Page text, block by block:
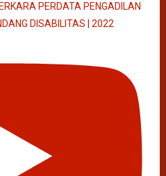
PERDATA PENGADILAN
DISABILITAS | 2022